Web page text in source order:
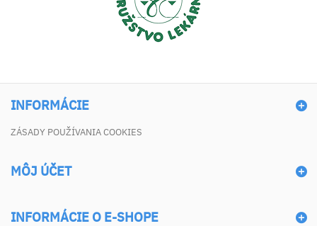
INFORMÁCIE
ZÁSADY POUŽÍVANIA COOKIES
MÔJ ÚČET
INFORMÁCIE O E-SHOPE